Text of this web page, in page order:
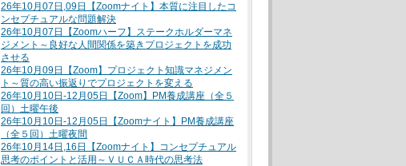
26年10月07日,09日【Zoomナイト】本質に注目したコ
ンセプチュアルな問題解決
26年10月07日【Zoomハーフ】ステークホルダーマネ
ジメント～良好な人間関係を築きプロジェクトを成功
させる
26年10月09日【Zoom】プロジェクト知識マネジメン
ト～質の高い振返りでプロジェクトを変える
26年10月10日-12月05日【Zoom】PM養成講座（全５
回）土曜午後
26年10月10日-12月05日【Zoomナイト】PM養成講座
（全５回）土曜夜間
26年10月14日,16日【Zoomナイト】コンセプチュアル
思考のポイントと活用～ＶＵＣＡ時代の思考法